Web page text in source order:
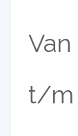
Van
t/m